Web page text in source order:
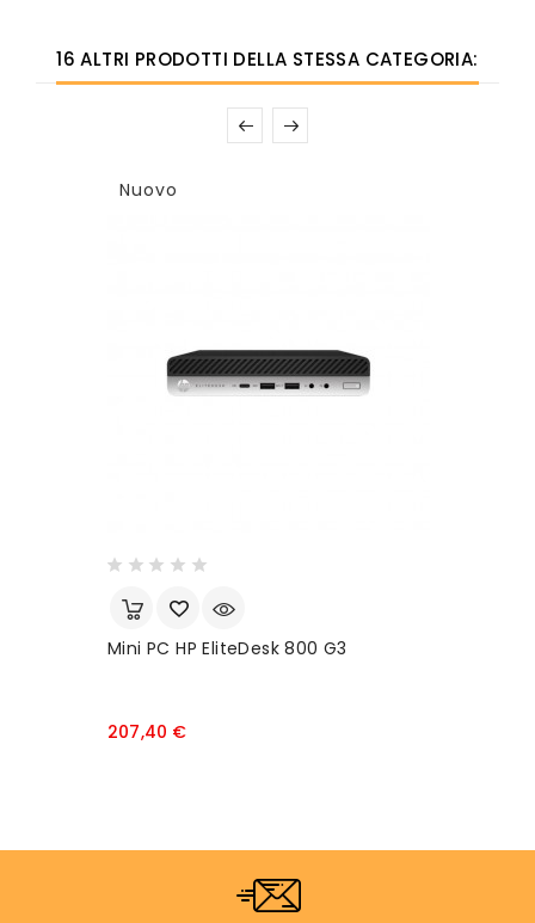
16 ALTRI PRODOTTI DELLA STESSA CATEGORIA:
Nuovo
Mini PC HP EliteDesk 800 G3
207,40 €Prezzo